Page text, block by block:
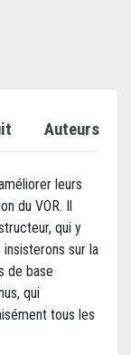
Auteurs
leurs
du VOR. Il
qui y
sur la
de base
qui
tous les